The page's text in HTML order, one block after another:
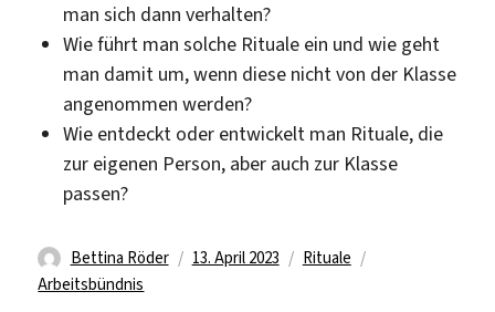
man sich dann verhalten?
Wie führt man solche Rituale ein und wie geht
man damit um, wenn diese nicht von der Klasse
angenommen werden?
Wie entdeckt oder entwickelt man Rituale, die
zur eigenen Person, aber auch zur Klasse
passen?
Autor
Bettina Röder
Veröffentlicht
13. April 2023 Kategorien
Rituale
Arbeitsbündnis